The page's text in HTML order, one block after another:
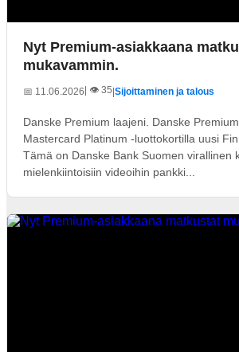
Nyt Premium-asiakkaana
mukavammin.
📅 11.06.2026 | 👁️ 35|Sijoittaminen ja talous
Danske Premium laajeni. Danske
Mastercard Platinum -luottokortilla uusi
Tämä on Danske Bank Suomen virallinen
mielenkiintoisiin videoihin pankki...